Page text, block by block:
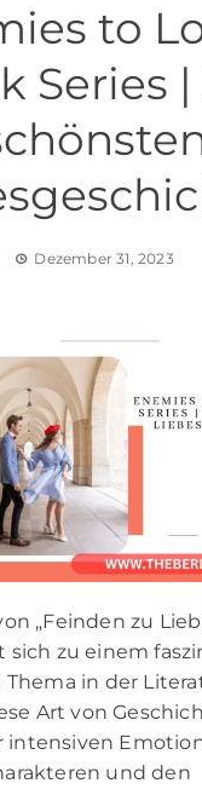
to
Series
Dezember 31, 2023
„Feinden zu
sich zu einem
in der
Art von
intensiven
und den